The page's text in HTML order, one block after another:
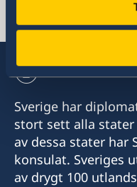
E-post
Sverige har
stort sett alla
av dessa stater har
konsulat. Sveriges
av drygt 100